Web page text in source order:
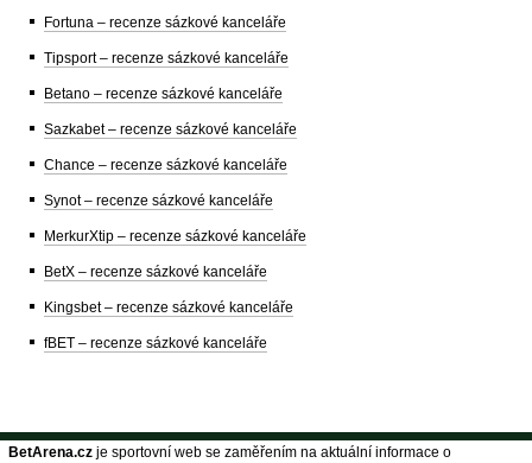
Fortuna – recenze sázkové kanceláře
Tipsport – recenze sázkové kanceláře
Betano – recenze sázkové kanceláře
Sazkabet – recenze sázkové kanceláře
Chance – recenze sázkové kanceláře
Synot – recenze sázkové kanceláře
MerkurXtip – recenze sázkové kanceláře
BetX – recenze sázkové kanceláře
Kingsbet – recenze sázkové kanceláře
fBET – recenze sázkové kanceláře
BetArena.cz je sportovní web se zaměřením na aktuální informace o